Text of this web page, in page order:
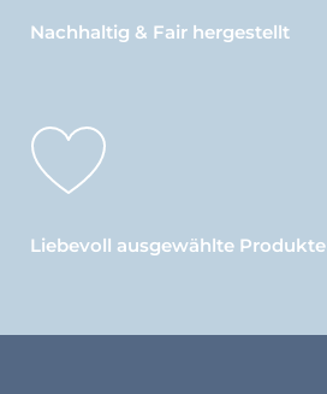
Nachhaltig & Fair hergestellt
Liebevoll ausgewählte Produkte